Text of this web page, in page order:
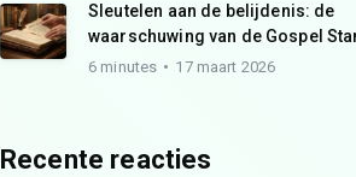
Sleutelen aan de belijdenis: de
waarschuwing van de Gospel
6 minutes 17 maart 2026
Recente reacties